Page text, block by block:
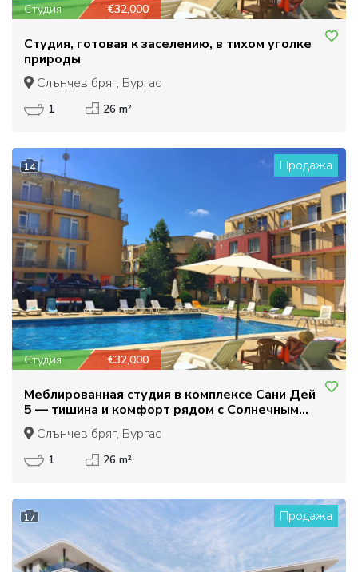
Студия €32,000
Студия, готовая к заселению, в тихом уголке
природы
Слънчев бряг, Бургас
1 26 m²
14 Продажа
Студия €32,000
Меблированная студия в комплексе Сани Дей
5 — тишина и комфорт рядом с Солнечным
Берегом!
Слънчев бряг, Бургас
1 26 m²
17 Продажа